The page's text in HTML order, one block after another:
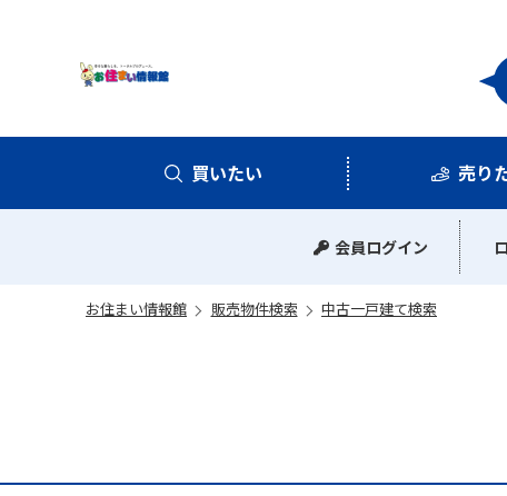
お
買いたい
中古一戸建て
中古マンション
新築一戸建て
土地
売り
会員ログイン
お住まい情報館 販売物件検索 中古一戸建て検索